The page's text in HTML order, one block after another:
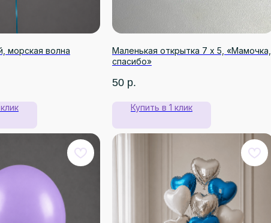
морская волна
Маленькая открытка 7 х 5, «Мамочка,
спасибо»
50 р.
Купить в 1 клик